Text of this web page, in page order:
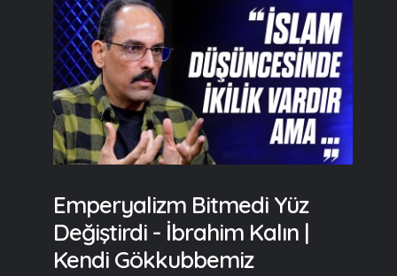
Emperyalizm Bitmedi Yüz
Değiştirdi - İbrahim Kalın |
Kendi Gökkubbemiz